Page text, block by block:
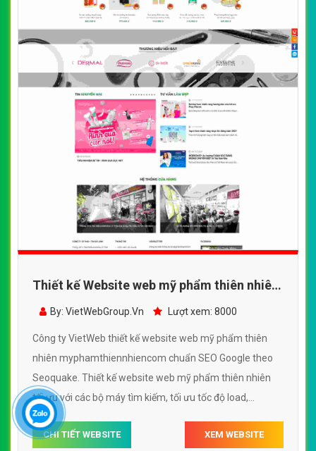
Thiết kế Website web mỹ phẩm thiên nhiên
- myphamthiennhiencom
By: VietWebGroup.Vn Lượt xem: 8000
Công ty VietWeb thiết kế website web mỹ phẩm thiên
nhiên myphamthiennhiencom chuẩn SEO Google theo
Seoquake. Thiết kế website web mỹ phẩm thiên nhiên
tối ưu với các bộ máy tìm kiếm, tối ưu tốc độ load,
website chuẩn UI - UX giúp tăng trải nghiệm người dùng
lướt website web mỹ phẩm thiên nhiên
CHI TIẾT WEBSITE XEM WEBSITE